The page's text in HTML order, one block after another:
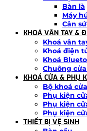
Bàn là
Máy
Cân
KHOÁ VÂN TAY &
Khoá vân
Khoá điện
Khoá
Chuông
KHOÁ CỬA & PHỤ
Bộ khoá
Phụ kiện
Phụ kiện
Phụ kiện
THIẾT BỊ VỆ SINH